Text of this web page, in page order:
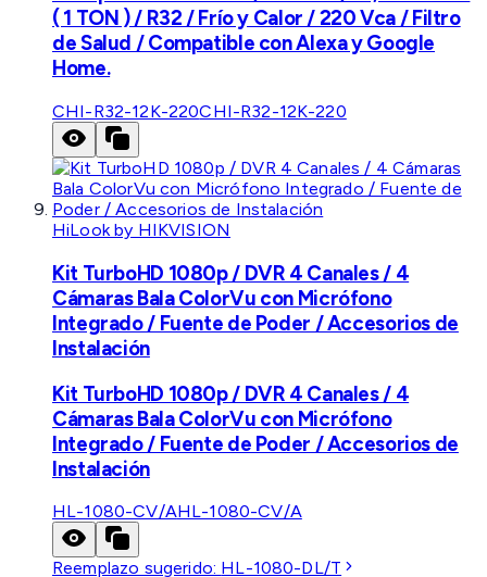
( 1 TON ) / R32 / Frío y Calor / 220 Vca / Filtro
de Salud / Compatible con Alexa y Google
Home.
CHI-R32-12K-220CHI-R32-12K-220
HiLook by HIKVISION
Kit TurboHD 1080p / DVR 4 Canales / 4
Cámaras Bala ColorVu con Micrófono
Integrado / Fuente de Poder / Accesorios de
Instalación
Kit TurboHD 1080p / DVR 4 Canales / 4
Cámaras Bala ColorVu con Micrófono
Integrado / Fuente de Poder / Accesorios de
Instalación
HL-1080-CV/AHL-1080-CV/A
Reemplazo sugerido: HL-1080-DL/T